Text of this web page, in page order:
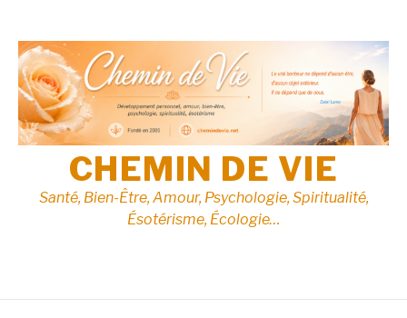
contenu
CHEMIN DE VIE
Santé, Bien-Être, Amour, Psychologie, Spiritualité,
Ésotérisme, Écologie…